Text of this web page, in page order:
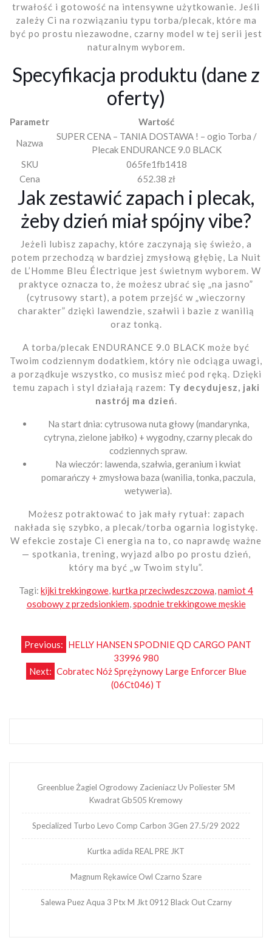
trwałość i gotowość na intensywne użytkowanie. Jeśli
zależy Ci na rozwiązaniu typu torba/plecak, które ma
być po prostu niezawodne, czarny model w tej serii jest
naturalnym wyborem.
Specyfikacja produktu (dane z
oferty)
Parametr
Wartość
Nazwa
SUPER CENA – TANIA DOSTAWA ! – ogio Torba /
Plecak ENDURANCE 9.0 BLACK
SKU
065fe1fb1418
Cena
652.38 zł
Jak zestawić zapach i plecak,
żeby dzień miał spójny vibe?
Jeżeli lubisz zapachy, które zaczynają się świeżo, a
potem przechodzą w bardziej zmysłową głębię, La Nuit
de L’Homme Bleu Électrique jest świetnym wyborem. W
praktyce oznacza to, że możesz ubrać się „na jasno”
(cytrusowy start), a potem przejść w „wieczorny
charakter” dzięki lawendzie, szałwii i bazie z wanilią
oraz tonką.
A torba/plecak ENDURANCE 9.0 BLACK może być
Twoim codziennym dodatkiem, który nie odciąga uwagi,
a porządkuje wszystko, co musisz mieć pod ręką. Dzięki
temu zapach i styl działają razem: Ty decydujesz, jaki
nastrój ma dzień
Na start dnia: cytrusowa nuta głowy (mandarynka,
cytryna, zielone jabłko) + wygodny, czarny plecak do
codziennych spraw.
Na wieczór: lawenda, szałwia, geranium i kwiat
pomarańczy + zmysłowa baza (wanilia, tonka, paczula,
wetyweria).
Możesz potraktować to jak mały rytuał: zapach
nakłada się szybko, a plecak/torba ogarnia logistykę.
W efekcie zostaje Ci energia na to, co naprawdę ważne
— spotkania, trening, wyjazd albo po prostu dzień,
który ma być „w Twoim stylu”.
Tagi: kijki trekkingowe kurtka przeciwdeszczowa namiot 4
osobowy z przedsionkiem spodnie trekkingowe męskie
Nawigacja
wpisu
Previous: HELLY HANSEN SPODNIE QD CARGO PANT
33996 980
Next: Cobratec Nóż Sprężynowy Large Enforcer Blue
(06Ct046) T
Greenblue Żagiel Ogrodowy Zacieniacz Uv Poliester 5M
Kwadrat Gb505 Kremowy
Specialized Turbo Levo Comp Carbon 3Gen 27.5/29 2022
Kurtka adida REAL PRE JKT
Magnum Rękawice Owl Czarno Szare
Salewa Puez Aqua 3 Ptx M Jkt 0912 Black Out Czarny